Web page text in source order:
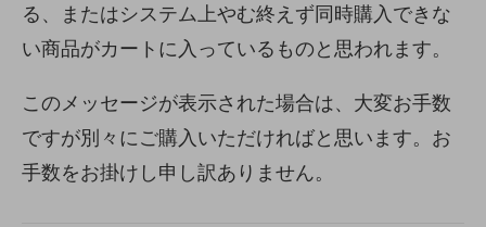
る、またはシステム上やむ終えず同時購入できな
い商品がカートに入っているものと思われます。
このメッセージが表示された場合は、大変お手数
ですが別々にご購入いただければと思います。お
手数をお掛けし申し訳ありません。